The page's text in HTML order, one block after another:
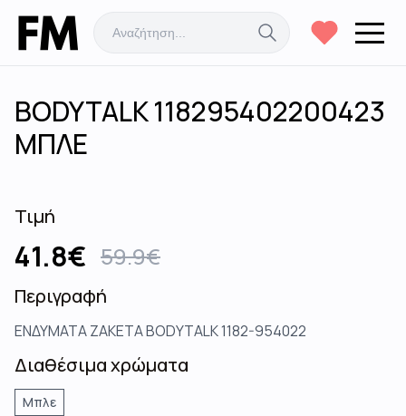
BODYTALK 118295402200423
ΜΠΛΕ
Τιμή
41.8€ 59.9€
Περιγραφή
ΕΝΔΥΜΑΤΑ ZAKETA BODYTALK 1182-954022
Διαθέσιμα χρώματα
Μπλε